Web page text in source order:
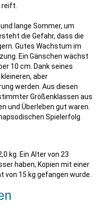
lange Sommer, um
die Gefahr, dass die
Gutes Wachstum im
Ein Gänschen wächst
10 cm. Dank seines
aber
werden. Aus diesen
Größenklassen aus
und Überleben gut waren.
Spielerfolg
kg. Ein Alter von 23
haben, Kopien mit einer
von 15 kg gefangen wurde.